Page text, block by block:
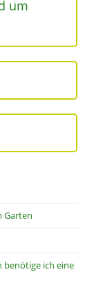
um
Garten
benötige ich eine